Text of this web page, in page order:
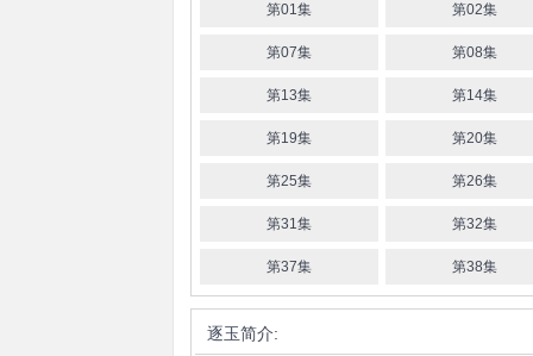
第01集 第02集
第07集 第08集
第13集 第14集
第19集 第20集
第25集 第26集
第31集 第32集
第37集 第38集
逐玉简介: